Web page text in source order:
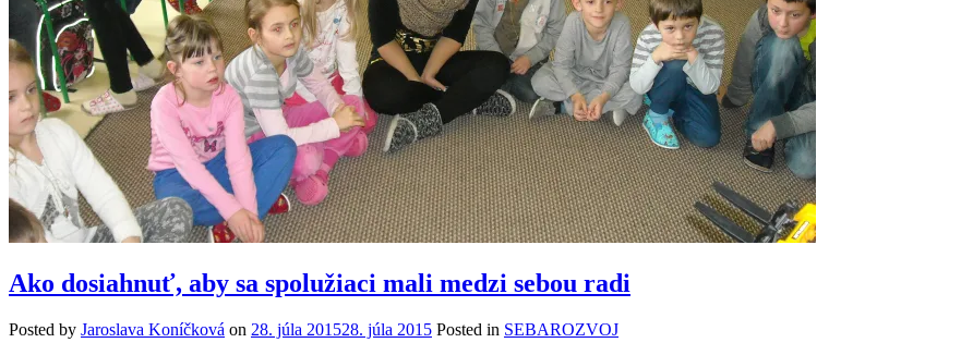
Ako dosiahnuť, aby sa spolužiaci mali medzi sebou radi
Posted by Jaroslava Koníčková on 28. júla 201528. júla 2015 Posted in SEBAROZVOJ